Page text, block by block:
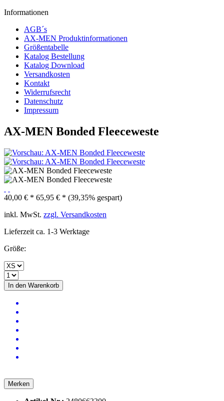
Informationen
AGB´s
AX-MEN Produktinformationen
Größentabelle
Katalog Bestellung
Katalog Download
Versandkosten
Kontakt
Widerrufsrecht
Datenschutz
Impressum
AX-MEN Bonded Fleeceweste
40,00 € * 65,95 € * (39,35% gespart)
inkl. MwSt. zzgl. Versandkosten
Lieferzeit ca. 1-3 Werktage
Größe:
In den Warenkorb
Merken